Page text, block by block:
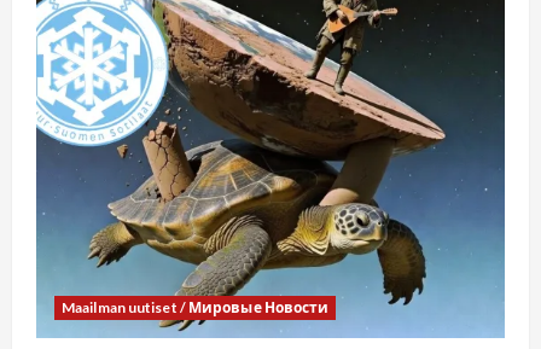
Maailman uutiset / Мировые Новости